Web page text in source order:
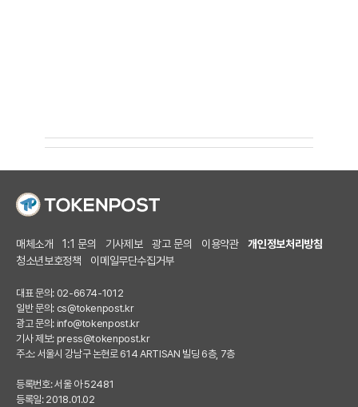
매체소개 1:1 문의 기사제보 광고 문의 이용약관
개인정보처리방침
청소년보호정책
이메일무단수집거부
대표 문의: 02-6674-1012
일반 문의: cs@tokenpost.kr
광고 문의: info@tokenpost.kr
기사 제보: press@tokenpost.kr
주소: 서울시 강남구 논현로 614 ARTISAN 빌딩 6층, 7층
등록번호: 서울 아 52481
등록일: 2018.01.02